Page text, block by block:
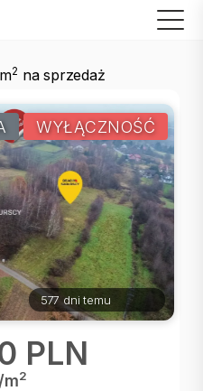
2 na sprzedaż
WYŁĄCZNOŚĆ
577 dni temu
PLN
m2